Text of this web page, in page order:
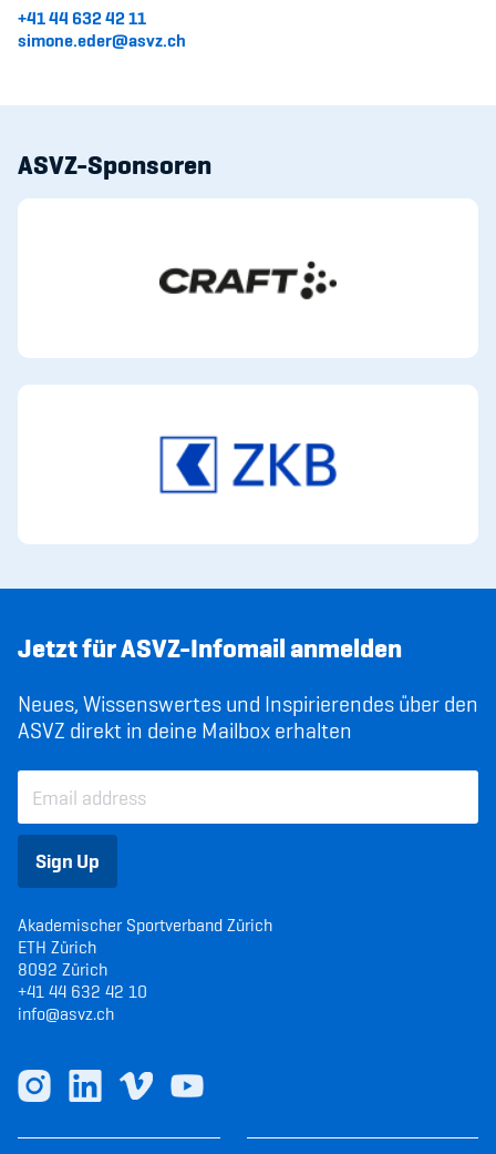
+41 44 632 42 11
simone.eder@asvz.ch
ASVZ-Sponsoren
Jetzt für ASVZ-Infomail anmelden
Neues, Wissenswertes und Inspirierendes über den
ASVZ direkt in deine Mailbox erhalten
Sign Up
Akademischer Sportverband Zürich
ETH Zürich
8092 Zürich
+41 44 632 42 10
info@asvz.ch